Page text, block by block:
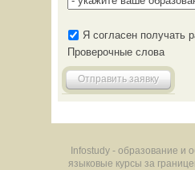
Я согласен получать
Проверочные слова
Отправить заявку
Infostudy - образование и
языковые курсы за